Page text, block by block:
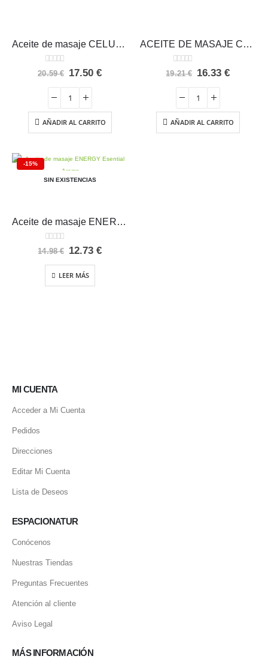
Aceite de masaje CELULIT CONTROL Esential Aroms
0 out of 5
20.59€ El
original
era:
20.59 €.
17.50€El
17.50 €.
AÑADIR AL CARRITO
ACEITE DE MASAJE CORPORAL ARGÁN – Esential Aroms
0 out of 5
19.21€ El
original
era:
19.21 €.
16.33€El
16.33 €.
AÑADIR AL CARRITO
-15%
SIN EXISTENCIAS
Aceite de masaje ENERGY Esential Aroms
0 out of 5
14.98€ El
original
era:
14.98 €.
12.73€El
LEER MÁS
MI CUENTA
Acceder a Mi Cuenta
Pedidos
Direcciones
Editar Mi Cuenta
Lista de Deseos
ESPACIONATUR
Conócenos
Nuestras Tiendas
Preguntas Frecuentes
Atención al cliente
Aviso Legal
MÁS INFORMACIÓN